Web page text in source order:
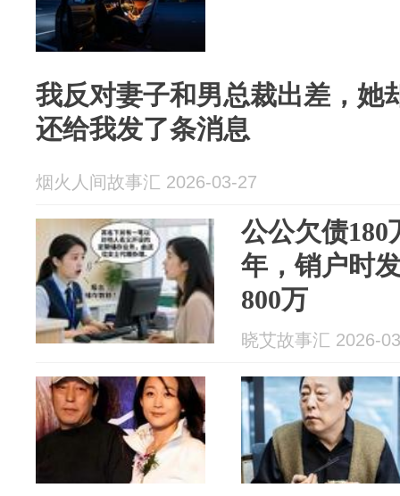
我反对妻子和男总裁出差，她
还给我发了条消息
烟火人间故事汇 2026-03-27
公公欠债180
年，销户时
800万
晓艾故事汇 2026-